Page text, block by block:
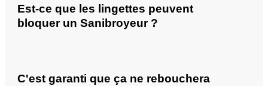
Est-ce que les lingettes peuvent
bloquer un Sanibroyeur ?
C'est garanti que ça ne rebouchera